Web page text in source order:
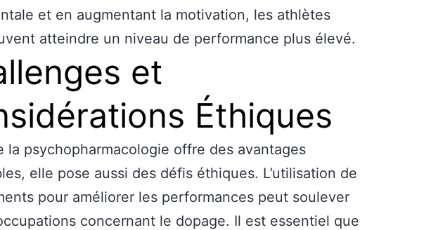
et en augmentant la motivation, les athlètes
atteindre un niveau de performance plus élevé.
et
Éthiques
la psychopharmacologie offre des avantages
elle pose aussi des défis éthiques. L’utilisation de
pour améliorer les performances peut soulever
concernant le dopage. Il est essentiel que